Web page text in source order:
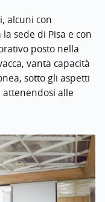
alcuni con
sede di Pisa e con
posto nella
vanta capacità
sotto gli aspetti
attenendosi alle